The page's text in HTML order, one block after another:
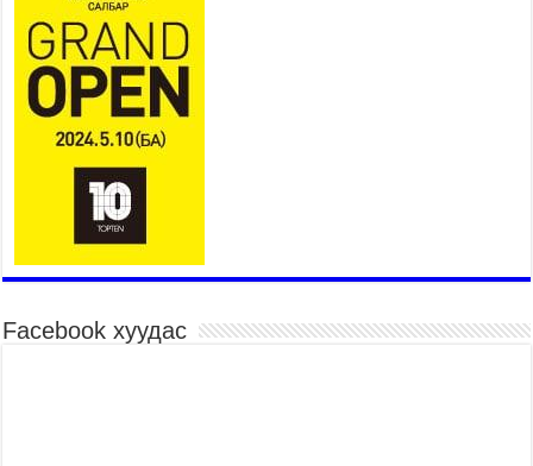
26,992 суралцагч хотхоны бага сургуульд, 8100
суралцагч төрөлжсөн ахлах сургуульд
суралцана
2026 оны 7 сар 21 / 13 цаг 43 минут
COP17 хурлын үеэрх замын хөдөлгөөн, нийтийн
тээврийн зохицуулалт, сургууль, цэцэрлэг, зах,
иргэдэд мэдээлэхийг үүрэг болголоо
2026 оны 7 сар 21 / 11 цаг 59 минут
Гэр бүлийн хэрэг шүүхэд хянан шийдвэрлэх
тухай хуулиар хүүхдийн дээд ашиг сонирхлыг
нэн тэргүүнд хангахыг баталгаажууллаа
Б.Пүрэвдагва: “Туул-1” коллекторыг ашиглалтад
Facebook хуудас